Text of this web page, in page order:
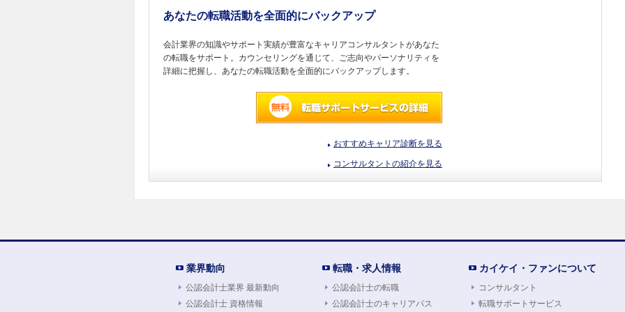
あなたの転職活動を全面的にバックアップ
会計業界の知識やサポート実績が豊富なキャリアコンサルタントがあなた
の転職をサポート。カウンセリングを通じて、ご志向やパーソナリティを
詳細に把握し、あなたの転職活動を全面的にバックアップします。
おすすめキャリア診断を見る
コンサルタントの紹介を見る
業界動向
公認会計士業界 最新動向
公認会計士 資格情報
転職・求人情報
公認会計士の転職
公認会計士のキャリアパス
カイケイ・ファンについて
コンサルタント
転職サポートサービス